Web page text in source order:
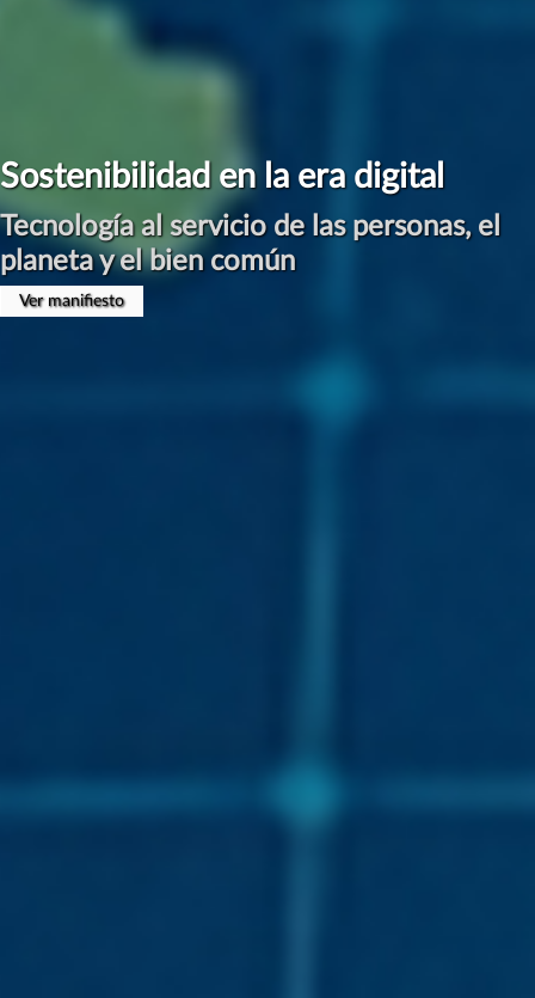
#ManifiestoInternetSostenible
Por una Digitalización Sostenible
Presentación en Congreso CLABE el 17 de Abril